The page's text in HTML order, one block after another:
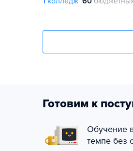
Готовим к
Обучение
темпе без